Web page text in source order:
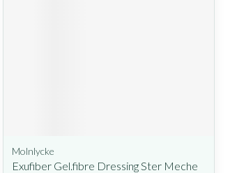
Molnlycke
Exufiber Gel.fibre Dressing Ster Meche